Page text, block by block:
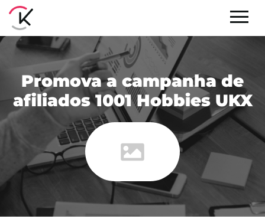
Promova a campanha de
afiliados 1001 Hobbies UKX